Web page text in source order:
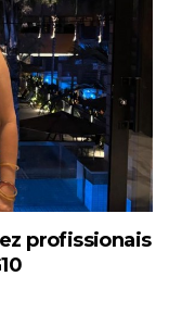
profissionais